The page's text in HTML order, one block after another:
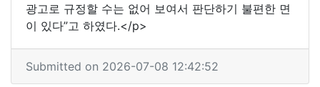
광고로 규정할 수는 없어 보여서 판단하기 불편한 면
이 있다”고 하였다.</p>
Submitted on 2026-07-08 12:42:52